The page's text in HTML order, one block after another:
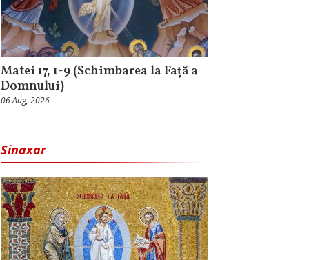
Matei 17, 1-9 (Schimbarea la Față a
Domnului)
06 Aug, 2026
Sinaxar